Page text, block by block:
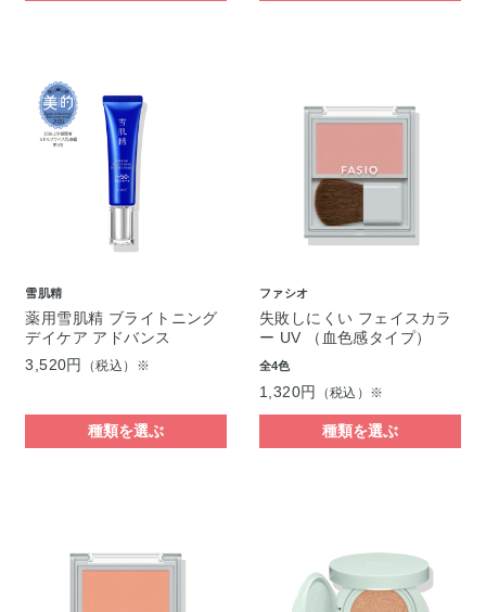
雪肌精
薬用雪肌精 ブライトニング
デイケア アドバンス
3,520円
（税込）※
種類を選ぶ
ファシオ
失敗しにくい フェイスカラ
ー UV （血色感タイプ）
全4色
1,320円 （税込）※
種類を選ぶ